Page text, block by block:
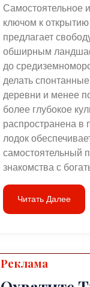
Самостоятельное
ключом к
предлагает
обширным
до
делать
деревни и менее
более глубокое
распространена
лодок
самостоятельный
знакомства с
Читать Далее
Реклама